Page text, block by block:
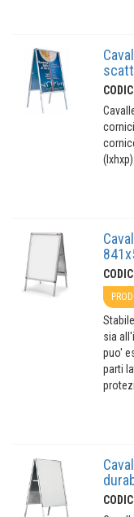
sia
puo'
parti